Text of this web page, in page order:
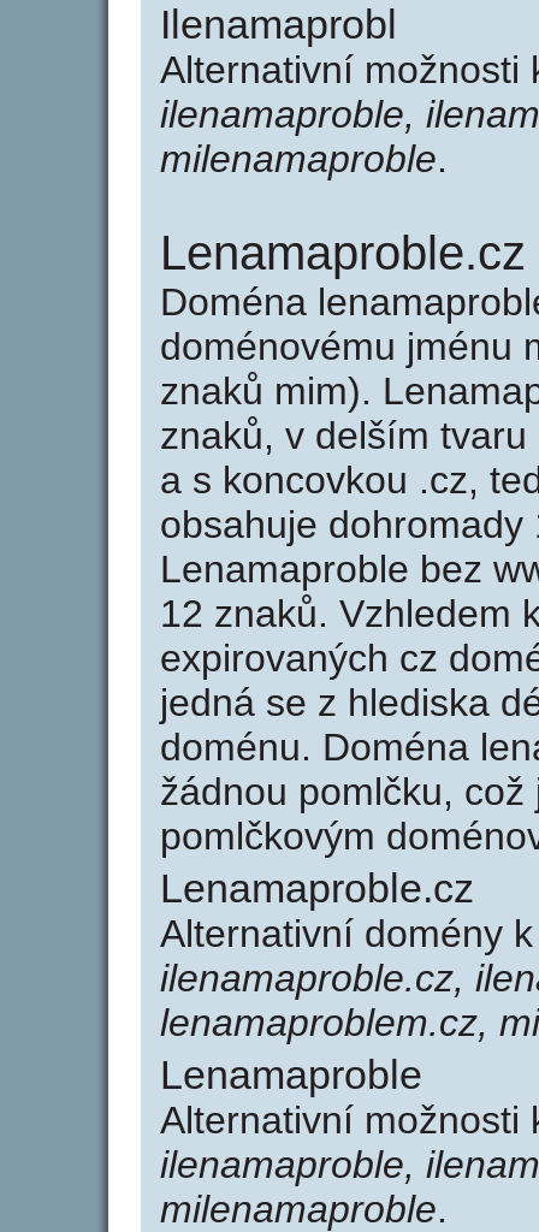
Ilenamaprobl
Alternativní možnosti
ilenamaproble,
milenamaproble.
Lenamaproble.cz
Doména
doménovému jménu
znaků mim).
znaků, v delším
a s koncovkou .cz,
obsahuje
Lenamaproble bez
12 znaků. Vzhledem
expirovaných cz
jedná se z hlediska
doménu. Doména
žádnou pomlčku,
pomlčkovým
Lenamaproble.cz
Alternativní domény
ilenamaproble.cz,
lenamaproblem.cz,
Lenamaproble
Alternativní možnosti
ilenamaproble,
milenamaproble.